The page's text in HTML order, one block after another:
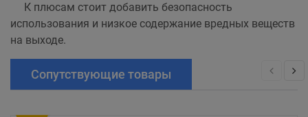
К плюсам стоит добавить безопасность
использования и низкое содержание вредных веществ
на выходе.
Сопутствующие товары